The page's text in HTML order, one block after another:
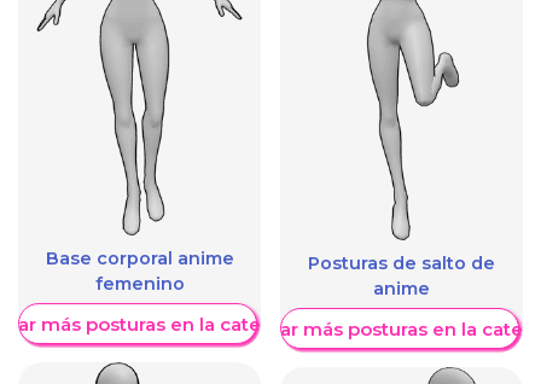
Base corporal anime
femenino
más posturas en la categoría
Posturas de salto de
anime
Mostrar más posturas en la